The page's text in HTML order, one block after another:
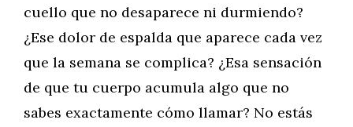
cuello que no desaparece ni durmiendo?
¿Ese dolor de espalda que aparece cada vez
que la semana se complica? ¿Esa sensación
de que tu cuerpo acumula algo que no
sabes exactamente cómo llamar? No estás